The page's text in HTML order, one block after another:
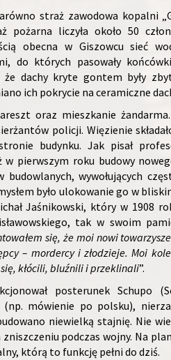
straż zawodowa kopalni
liczyła około 50
obecna w Giszowcu sieć
do których pasowały
dachy kryte gontem były
ich pokrycie na ceramiczne
oraz mieszkanie
policji. Więzienie
budynku. Jak pisał
pierwszym roku budowy
wywołujących
było ulokowanie go w
Jaśnikowski, który w 1908
tak w swoim
się, że moi nowi
– mordercy i złodzieje. Moi
kłócili, bluźnili i przeklinali”.
posterunek Schupo
mówienie po polsku),
niewielką stajnię. Nie
podczas wojny. Na
którą to funkcję pełni do dziś.